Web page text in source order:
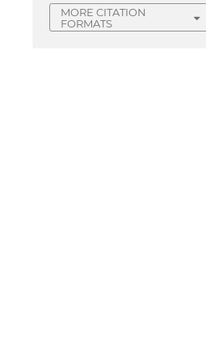
MORE CITATION
FORMATS